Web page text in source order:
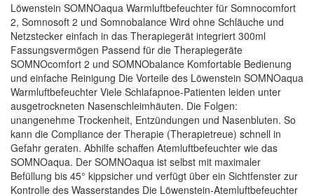
Löwenstein SOMNOaqua Warmluftbefeuchter für Somnocomfort
2, Somnosoft 2 und Somnobalance Wird ohne Schläuche und
Netzstecker einfach in das Therapiegerät integriert 300ml
Fassungsvermögen Passend für die Therapiegeräte
SOMNOcomfort 2 und SOMNObalance Komfortable Bedienung
und einfache Reinigung Die Vorteile des Löwenstein SOMNOaqua
Warmluftbefeuchter Viele Schlafapnoe-Patienten leiden unter
ausgetrockneten Nasenschleimhäuten. Die Folgen:
unangenehme Trockenheit, Entzündungen und Nasenbluten. So
kann die Compliance der Therapie (Therapietreue) schnell in
Gefahr geraten. Abhilfe schaffen Atemluftbefeuchter wie das
SOMNOaqua. Der SOMNOaqua ist selbst mit maximaler
Befüllung bis 45° kippsicher und verfügt über ein Sichtfenster zur
Kontrolle des Wasserstandes Die Löwenstein-Atemluftbefeuchter